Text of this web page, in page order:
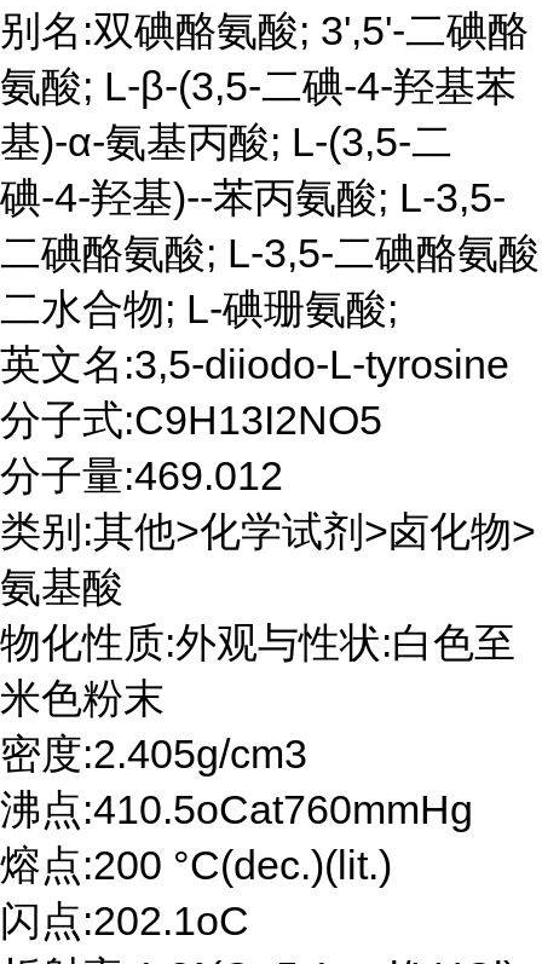
别名:双碘酪氨酸; 3',5'-二碘酪
氨酸; L-β-(3,5-二碘-4-羟基苯
基)-α-氨基丙酸; L-(3,5-二
碘-4-羟基)--苯丙氨酸; L-3,5-
二碘酪氨酸; L-3,5-二碘酪氨酸
二水合物; L-碘珊氨酸;
英文名:3,5-diiodo-L-tyrosine
分子式:C9H13I2NO5
分子量:469.012
类别:其他>化学试剂>卤化物>
氨基酸
物化性质:外观与性状:白色至
米色粉末
密度:2.405g/cm3
沸点:410.5oCat760mmHg
熔点:200 °C(dec.)(lit.)
闪点:202.1oC